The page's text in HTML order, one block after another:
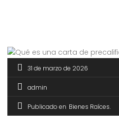
31 de marzo de 2026
admin
Publicado en Bienes Raíces